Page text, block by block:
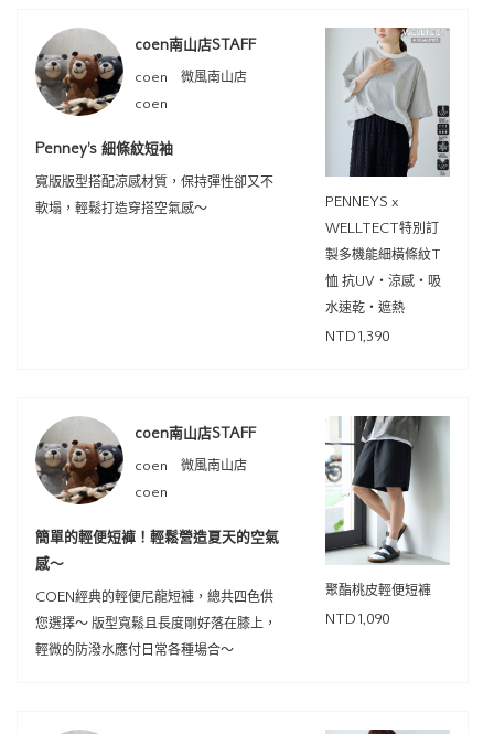
coen南山店STAFF
coen 微風南山店
coen
Penney’s 細條紋短袖
寬版版型搭配涼感材質，保持彈性卻又不
軟塌，輕鬆打造穿搭空氣感～
PENNEYS x
WELLTECT特別訂
製多機能細橫條紋T
恤 抗UV・涼感・吸
水速乾・遮熱
NTD1,390
coen南山店STAFF
coen 微風南山店
coen
簡單的輕便短褲！輕鬆營造夏天的空氣
感～
COEN經典的輕便尼龍短褲，總共四色供
您選擇～ 版型寬鬆且長度剛好落在膝上，
輕微的防潑水應付日常各種場合～
聚酯桃皮輕便短褲
NTD1,090